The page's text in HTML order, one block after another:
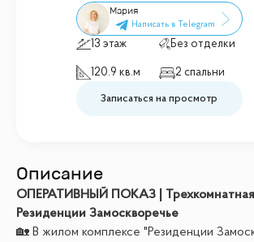
Мария
13 этаж Без отделки
120.9 кв.м 2 спальни
Записаться на просмотр
Описание
ОПЕРАТИВНЫЙ ПОКАЗ |
Резиденции Замоскворечье
🏡 В жилом комплексе "Резиденции